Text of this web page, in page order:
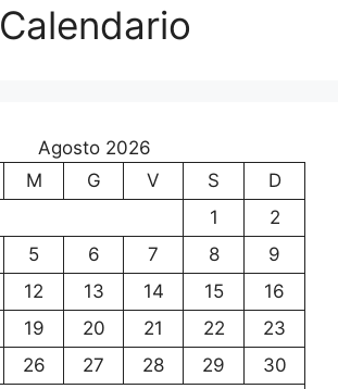
Calendario
Agosto 2026
M G V S
D
1
2
5 6 7 8
9
12 13 14 15
16
19 20 21 22
23
26 27 28 29
30